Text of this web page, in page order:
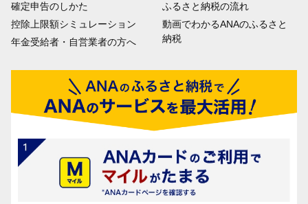
確定申告のしかた
控除上限額シミュレーション
年金受給者・自営業者の方へ
ふるさと納税の流れ
動画でわかるANAのふるさと
納税